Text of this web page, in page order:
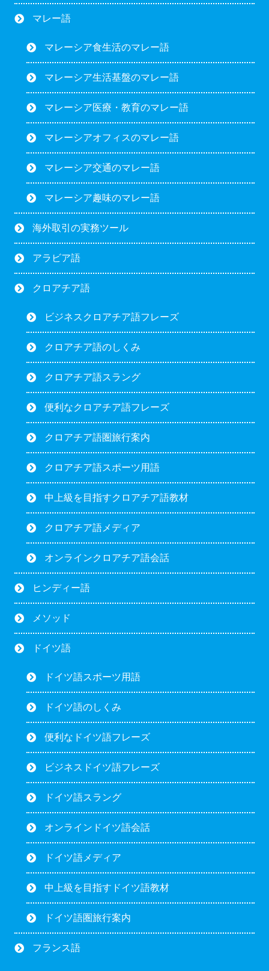
マレー語
マレーシア食生活のマレー語
マレーシア生活基盤のマレー語
マレーシア医療・教育のマレー語
マレーシアオフィスのマレー語
マレーシア交通のマレー語
マレーシア趣味のマレー語
海外取引の実務ツール
アラビア語
クロアチア語
ビジネスクロアチア語フレーズ
クロアチア語のしくみ
クロアチア語スラング
便利なクロアチア語フレーズ
クロアチア語圏旅行案内
クロアチア語スポーツ用語
中上級を目指すクロアチア語教材
クロアチア語メディア
オンラインクロアチア語会話
ヒンディー語
メソッド
ドイツ語
ドイツ語スポーツ用語
ドイツ語のしくみ
便利なドイツ語フレーズ
ビジネスドイツ語フレーズ
ドイツ語スラング
オンラインドイツ語会話
ドイツ語メディア
中上級を目指すドイツ語教材
ドイツ語圏旅行案内
フランス語